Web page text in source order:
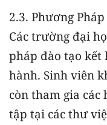
2.3. Phương
Các trường đại
pháp đào tạo
hành. Sinh viên
còn tham gia các
tập tại các thư